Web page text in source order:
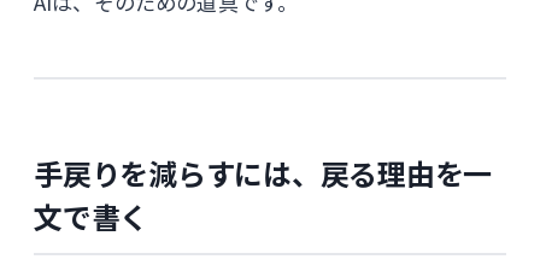
手戻りを減らすには、戻る理由を一
文で書く